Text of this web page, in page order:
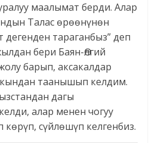
маалымат берди. Алар
Талас өрөөнүнөн
тараганбыз” деп
бери Баян-Өлгий
барып, аксакалдар
таанышып келдим.
дагы
алар менен чогуу
сүйлөшүп келгенбиз.